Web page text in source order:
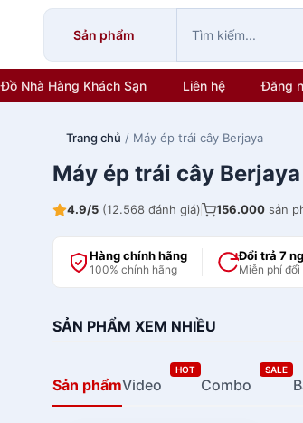
Sản phẩm
Đồ Nhà Hàng Khách Sạn Liên hệ Đăng
Trang chủ / Máy ép trái cây Berjaya
Máy ép trái cây Berjaya
4.9/5 (12.568 đánh giá) 156.000 sản
Hàng chính hãng
100% chính hãng
Đổi trả 7
Miễn phí đổi
SẢN PHẨM XEM NHIỀU
Sản phẩmVideo
HOT
Combo
SALE